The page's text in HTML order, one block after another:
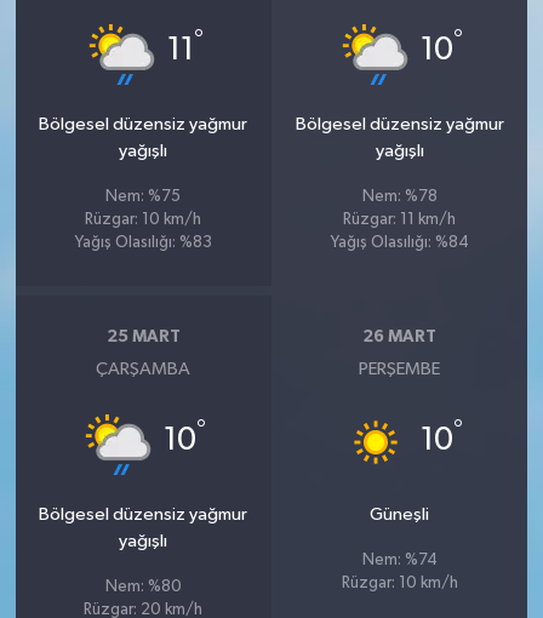
11 °
Bölgesel düzensiz yağmur
yağışlı
Nem: %75
Rüzgar: 10 km/h
Yağış Olasılığı: %83
10°
Bölgesel düzensiz yağmur
yağışlı
Nem: %78
Rüzgar: 11 km/h
Yağış Olasılığı: %84
25 MART
ÇARŞAMBA
10°
Bölgesel düzensiz yağmur
yağışlı
Nem: %80
Rüzgar: 20 km/h
26 MART
PERŞEMBE
10°
Güneşli
Nem: %74
Rüzgar: 10 km/h